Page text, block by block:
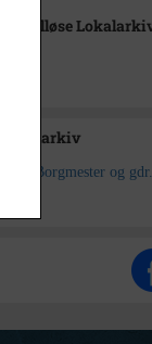
/ Tølløse
Lokalarkiv
Borgmester og gdr.